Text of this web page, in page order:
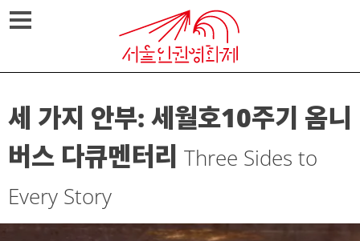
Skip
to
세 가지 안부: 세월호10주기 옴니
버스 다큐멘터리 Three Sides to
Every Story